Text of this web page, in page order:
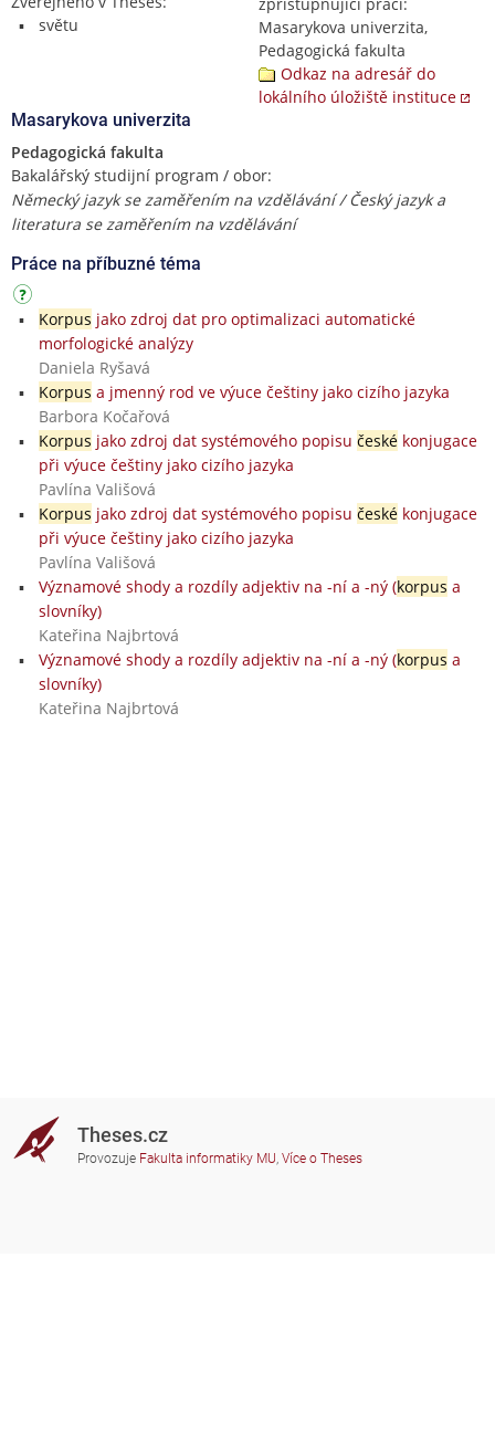
světu
Masarykova univerzita,
Pedagogická fakulta
Odkaz na adresář do
lokálního úložiště instituce
Masarykova univerzita
Pedagogická fakulta
Bakalářský studijní program / obor:
Německý jazyk se zaměřením na vzdělávání / Český jazyk a
literatura se zaměřením na vzdělávání
Práce na příbuzné téma
Korpus jako zdroj dat pro optimalizaci automatické
morfologické analýzy
Daniela Ryšavá
Korpus a jmenný rod ve výuce češtiny jako cizího jazyka
Barbora Kočařová
Korpus jako zdroj dat systémového popisu českékonjugace
při výuce češtiny jako cizího jazyka
Pavlína Vališová
Korpus jako zdroj dat systémového popisu českékonjugace
při výuce češtiny jako cizího jazyka
Pavlína Vališová
Významové shody a rozdíly adjektiv na -ní a -ný (korpus a
slovníky)
Kateřina Najbrtová
Významové shody a rozdíly adjektiv na -ní a -ný (korpus a
slovníky)
Kateřina Najbrtová
Theses.cz
Provozuje Fakulta informatiky MU, Více o Theses